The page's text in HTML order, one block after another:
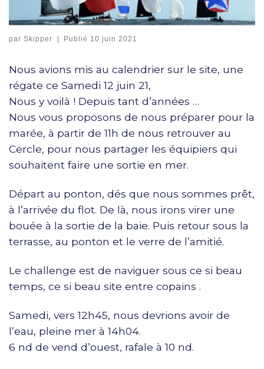
par Skipper Publié 10 juin 2021
Nous avions mis au calendrier sur le site, une
régate ce Samedi 12 juin 21,
Nous y voilà ! Depuis tant d’années …
Nous vous proposons de nous préparer pour la
marée, à partir de 11h de nous retrouver au
Cercle, pour nous partager les équipiers qui
souhaitent faire une sortie en mer.
Départ au ponton, dés que nous sommes prêt,
à l’arrivée du flot. De là, nous irons virer une
bouée à la sortie de la baie. Puis retour sous la
terrasse, au ponton et le verre de l’amitié.
Le challenge est de naviguer sous ce si beau
temps, ce si beau site entre copains .
Samedi, vers 12h45, nous devrions avoir de
l’eau, pleine mer à 14h04.
6 nd de vend d’ouest, rafale à 10 nd.